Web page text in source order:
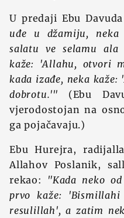
U predaji Ebu
uđe u džamiju,
salatu ve selamu
kaže: 'Allahu, otvori
kada izađe, neka
dobrotu.'" (Ebu
vjerodostojan na
ga pojačavaju.)
Ebu Hurejra,
Allahov Poslanik,
rekao: "Kada neko
prvo kaže:
resulillah', a zatim